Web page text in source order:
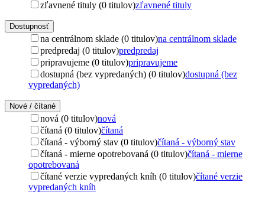
zľavnené tituly (0 titulov)zľavnené tituly
Dostupnosť
na centrálnom sklade (0 titulov)na centrálnom sklade
predpredaj (0 titulov)predpredaj
pripravujeme (0 titulov)pripravujeme
dostupná (bez vypredaných) (0 titulov)dostupná (bez
vypredaných)
Nové / čítané
nová (0 titulov)nová
čítaná (0 titulov)čítaná
čítaná - výborný stav (0 titulov)čítaná - výborný stav
čítaná - mierne opotrebovaná (0 titulov)čítaná - mierne
opotrebovaná
čítané verzie vypredaných kníh (0 titulov)čítané verzie
vypredaných kníh